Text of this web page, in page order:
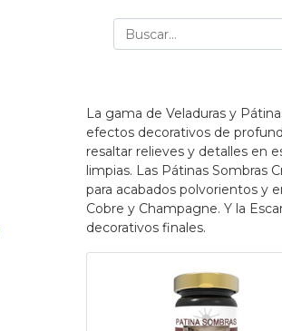
La gama de Veladuras y
efectos decorativos de
resaltar relieves y detalles en
limpias. Las Pátinas Sombras
para acabados polvorientos y
Cobre y Champagne. Y la
decorativos finales.